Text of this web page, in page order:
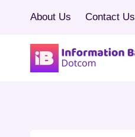
content
About Us Contact Us